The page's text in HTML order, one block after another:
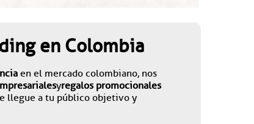
en Colombia
en el mercado colombiano, nos
yregalos promocionales
llegue a tu público objetivo y